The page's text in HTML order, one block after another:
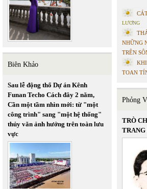
Biên Khảo
Sau lễ động thổ Dự án Kênh
Funan Techo Cách đây 2 năm,
Cần một tầm nhìn mới: từ "một
công trình" sang "một hệ thống"
thủy văn ảnh hưởng trên toàn lưu
vực
LƯƠNG
NHỮNG
TRÊN
TOAN
Phỏng
TRÒ
TRANG